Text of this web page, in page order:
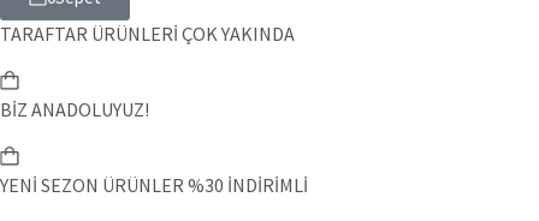
TARAFTAR ÜRÜNLERİ ÇOK YAKINDA
BİZ ANADOLUYUZ!
YENİ SEZON ÜRÜNLER %30 İNDİRİMLİ